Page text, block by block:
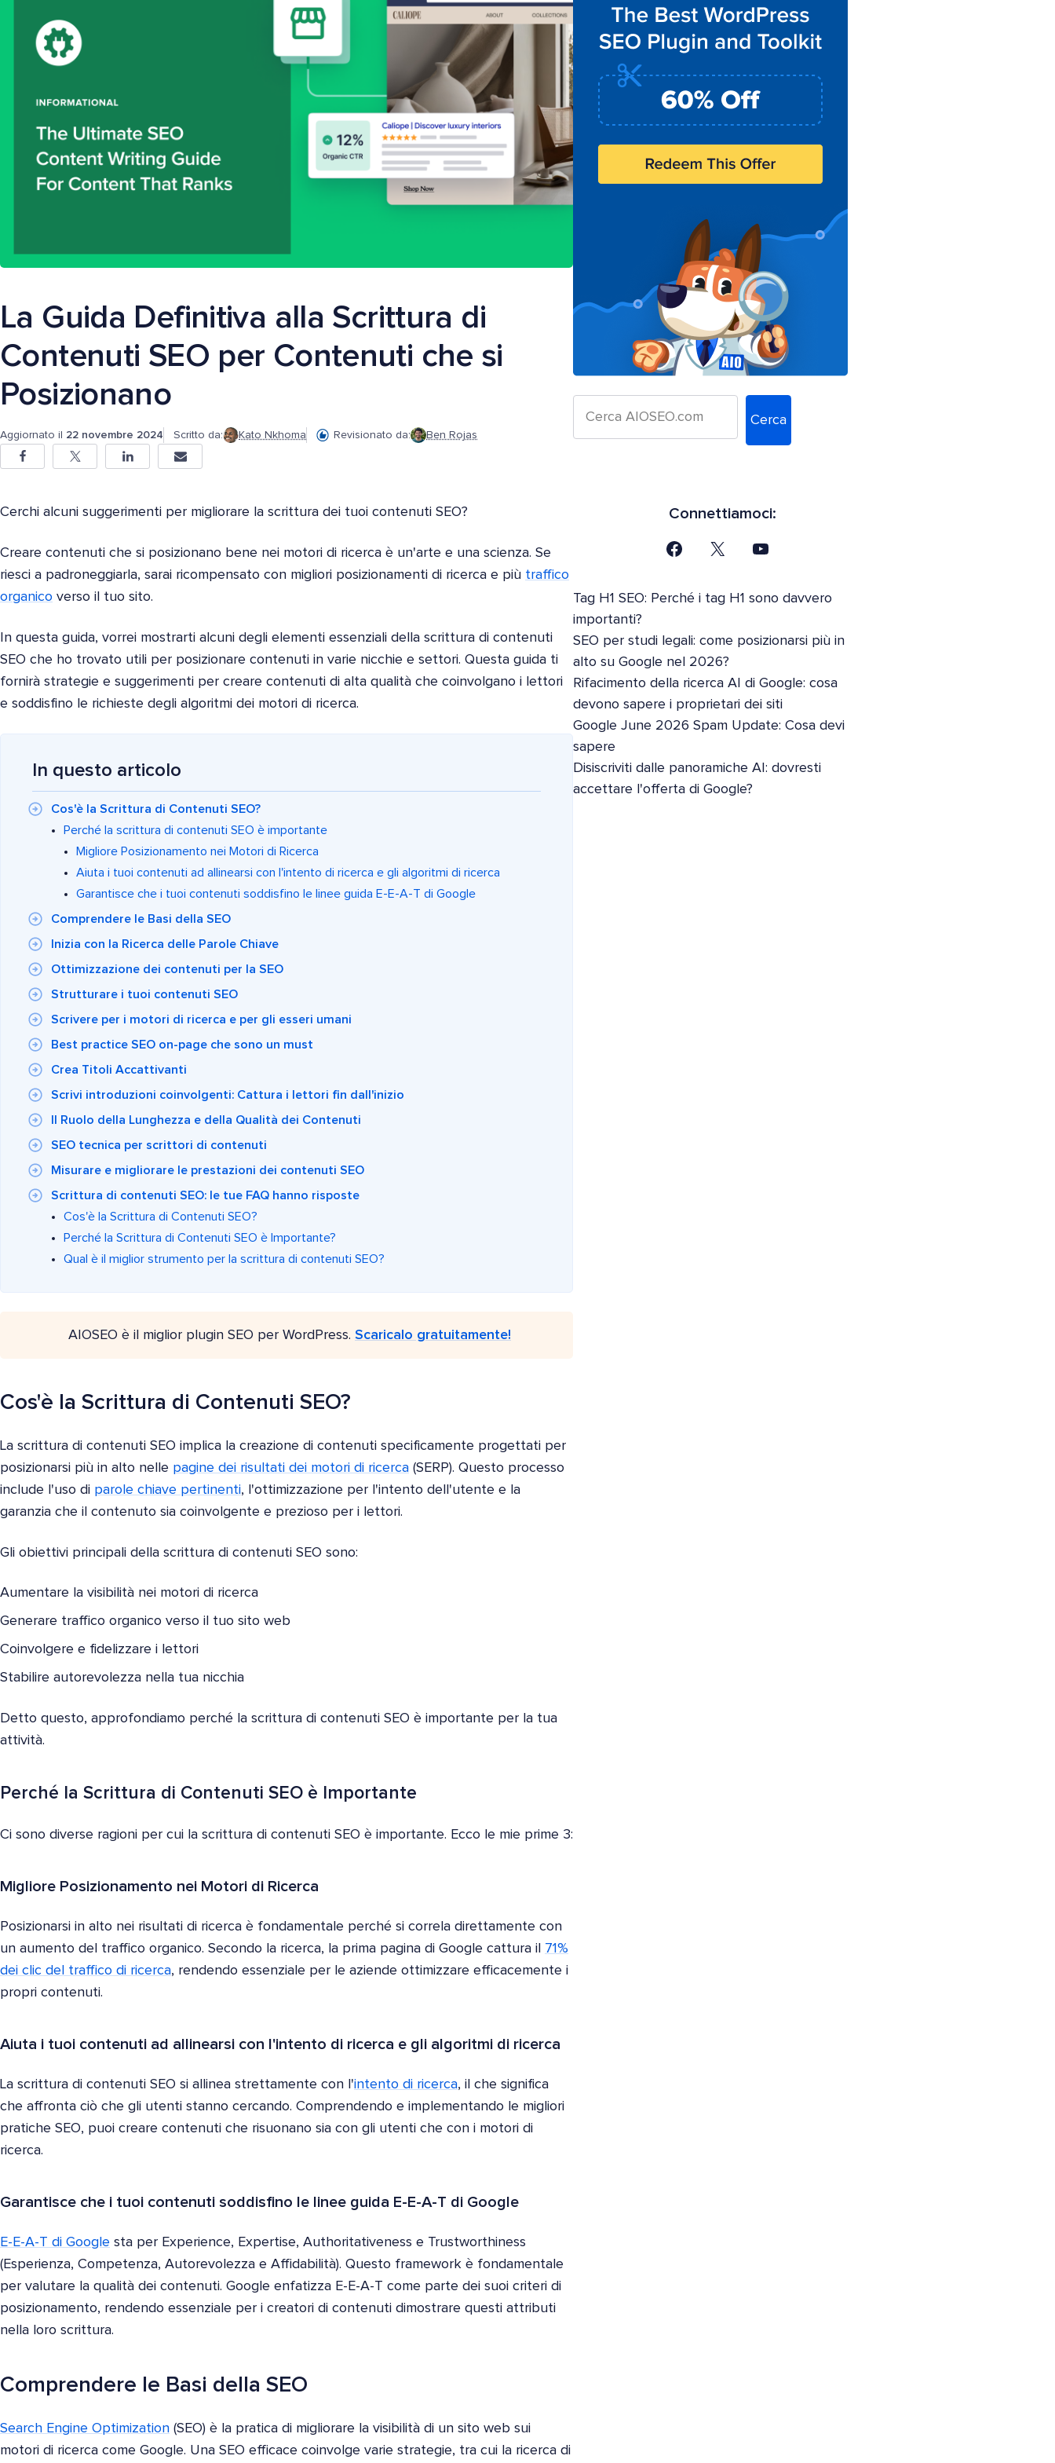
La Guida Definitiva alla Scrittura di
Contenuti SEO per Contenuti che si
Posizionano
Aggiornato il 22 novembre 2024 Scritto da: Kato Nkhoma Revisionato da: Ben Rojas
Cerchi alcuni suggerimenti per migliorare la scrittura dei tuoi contenuti SEO?
Creare contenuti che si posizionano bene nei motori di ricerca è un'arte e una scienza. Se
riesci a padroneggiarla, sarai ricompensato con migliori posizionamenti di ricerca e più traffico
organico verso il tuo sito.
In questa guida, vorrei mostrarti alcuni degli elementi essenziali della scrittura di contenuti
SEO che ho trovato utili per posizionare contenuti in varie nicchie e settori. Questa guida ti
fornirà strategie e suggerimenti per creare contenuti di alta qualità che coinvolgano i lettori
e soddisfino le richieste degli algoritmi dei motori di ricerca.
In questo articolo
Cos'è la Scrittura di Contenuti SEO?
Perché la scrittura di contenuti SEO è importante
Migliore Posizionamento nei Motori di Ricerca
Aiuta i tuoi contenuti ad allinearsi con l'intento di ricerca e gli algoritmi di ricerca
Garantisce che i tuoi contenuti soddisfino le linee guida E-E-A-T di Google
Comprendere le Basi della SEO
Inizia con la Ricerca delle Parole Chiave
Ottimizzazione dei contenuti per la SEO
Strutturare i tuoi contenuti SEO
Scrivere per i motori di ricerca e per gli esseri umani
Best practice SEO on-page che sono un must
Crea Titoli Accattivanti
Scrivi introduzioni coinvolgenti: Cattura i lettori fin dall'inizio
Il Ruolo della Lunghezza e della Qualità dei Contenuti
SEO tecnica per scrittori di contenuti
Misurare e migliorare le prestazioni dei contenuti SEO
Scrittura di contenuti SEO: le tue FAQ hanno risposte
Cos'è la Scrittura di Contenuti SEO?
Perché la Scrittura di Contenuti SEO è Importante?
Qual è il miglior strumento per la scrittura di contenuti SEO?
AIOSEO è il miglior plugin SEO per WordPress. Scaricalo gratuitamente!
Cos'è la Scrittura di Contenuti SEO?
La scrittura di contenuti SEO implica la creazione di contenuti specificamente progettati per
posizionarsi più in alto nelle pagine dei risultati dei motori di ricerca (SERP). Questo processo
include l'uso di parole chiave pertinenti, l'ottimizzazione per l'intento dell'utente e la
garanzia che il contenuto sia coinvolgente e prezioso per i lettori.
Gli obiettivi principali della scrittura di contenuti SEO sono:
Aumentare la visibilità nei motori di ricerca
Generare traffico organico verso il tuo sito web
Coinvolgere e fidelizzare i lettori
Stabilire autorevolezza nella tua nicchia
Detto questo, approfondiamo perché la scrittura di contenuti SEO è importante per la tua
attività.
Perché la Scrittura di Contenuti SEO è Importante
Ci sono diverse ragioni per cui la scrittura di contenuti SEO è importante. Ecco le mie prime 3:
Migliore Posizionamento nei Motori di Ricerca
Posizionarsi in alto nei risultati di ricerca è fondamentale perché si correla direttamente con
un aumento del traffico organico. Secondo la ricerca, la prima pagina di Google cattura il 71%
dei clic del traffico di ricerca, rendendo essenziale per le aziende ottimizzare efficacemente i
propri contenuti.
Aiuta i tuoi contenuti ad allinearsi con l'intento di ricerca e gli algoritmi di ricerca
La scrittura di contenuti SEO si allinea strettamente con l'intento di ricerca, il che significa
che affronta ciò che gli utenti stanno cercando. Comprendendo e implementando le migliori
pratiche SEO, puoi creare contenuti che risuonano sia con gli utenti che con i motori di
ricerca.
Garantisce che i tuoi contenuti soddisfino le linee guida E-E-A-T di Google
E-E-A-T di Google sta per Experience, Expertise, Authoritativeness e Trustworthiness
(Esperienza, Competenza, Autorevolezza e Affidabilità). Questo framework è fondamentale
per valutare la qualità dei contenuti. Google enfatizza E-E-A-T come parte dei suoi criteri di
posizionamento, rendendo essenziale per i creatori di contenuti dimostrare questi attributi
nella loro scrittura.
Comprendere le Basi della SEO
Search Engine Optimization (SEO) è la pratica di migliorare la visibilità di un sito web sui
motori di ricerca come Google. Una SEO efficace coinvolge varie strategie, tra cui la ricerca di
Cerca
Connettiamoci:
Tag H1 SEO: Perché i tag H1 sono davvero
importanti?
SEO per studi legali: come posizionarsi più in
alto su Google nel 2026?
Rifacimento della ricerca AI di Google: cosa
devono sapere i proprietari dei siti
Google June 2026 Spam Update: Cosa devi
sapere
Disiscriviti dalle panoramiche AI: dovresti
accettare l'offerta di Google?